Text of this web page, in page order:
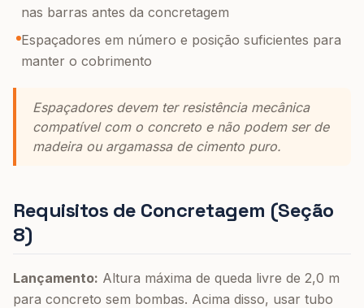
nas barras antes da concretagem
Espaçadores em número e posição suficientes para
manter o cobrimento
Espaçadores devem ter resistência mecânica
compatível com o concreto e não podem ser de
madeira ou argamassa de cimento puro.
Requisitos de Concretagem (Seção
8)
Lançamento: Altura máxima de queda livre de 2,0 m
para concreto sem bombas. Acima disso, usar tubo